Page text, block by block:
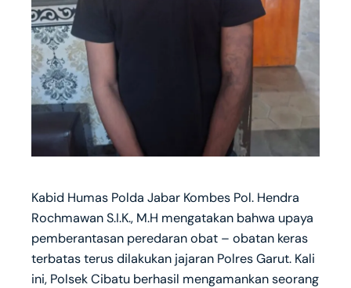
‎Kabid Humas Polda Jabar Kombes Pol. Hendra
Rochmawan S.I.K., M.H mengatakan bahwa upaya
pemberantasan peredaran obat – obatan keras
terbatas terus dilakukan jajaran Polres Garut. Kali
ini, Polsek Cibatu berhasil mengamankan seorang